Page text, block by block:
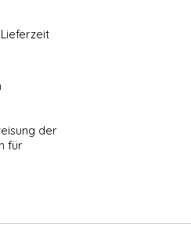
der
für